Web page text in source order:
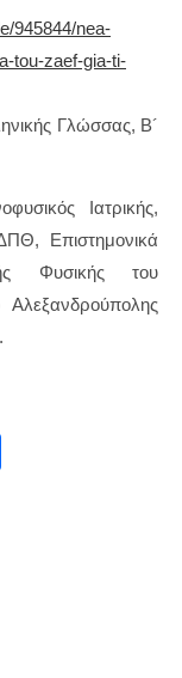
945844/nea-
tou-zaef-gia-ti-
Γλώσσας, Β´
Ιατρικής,
Επιστημονικά
Φυσικής του
Αλεξανδρούπολης
.